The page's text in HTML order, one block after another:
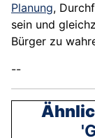
Planung,
sein und
Bürger zu
--